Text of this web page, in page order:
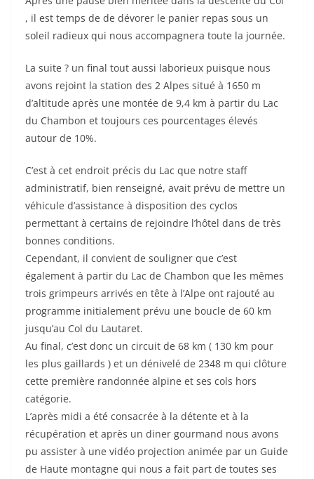
, il est temps de de dévorer le panier repas sous un
soleil radieux qui nous accompagnera toute la journée.
La suite ? un final tout aussi laborieux puisque nous
avons rejoint la station des 2 Alpes situé à 1650 m
d’altitude après une montée de 9,4 km à partir du Lac
du Chambon et toujours ces pourcentages élevés
autour de 10%.
C’est à cet endroit précis du Lac que notre staff
administratif, bien renseigné, avait prévu de mettre un
véhicule d’assistance à disposition des cyclos
permettant à certains de rejoindre l’hôtel dans de très
bonnes conditions.
Cependant, il convient de souligner que c’est
également à partir du Lac de Chambon que les mêmes
trois grimpeurs arrivés en tête à l’Alpe ont rajouté au
programme initialement prévu une boucle de 60 km
jusqu’au Col du Lautaret.
Au final, c’est donc un circuit de 68 km ( 130 km pour
les plus gaillards ) et un dénivelé de 2348 m qui clôture
cette première randonnée alpine et ses cols hors
catégorie.
L’après midi a été consacrée à la détente et à la
récupération et après un diner gourmand nous avons
pu assister à une vidéo projection animée par un Guide
de Haute montagne qui nous a fait part de toutes ses